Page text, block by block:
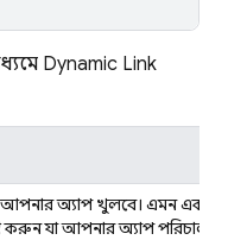
Dynamic Link
আপনার অ্যাপ খুলবে। এমন একটি
করুন যা আপনার অ্যাপ পরিচালনা